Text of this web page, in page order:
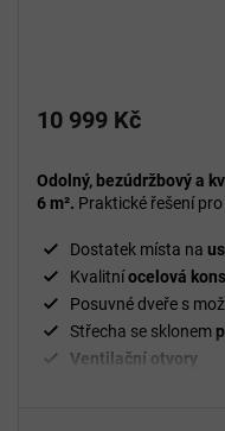
10 999 Kč
Odolný, bezúdržbový a
6 m². Praktické řešení
nepříznivým počasím po
techniku
Dostatek místa na
Kvalitníocelová
Posuvné dveře s
Střecha se sklonem
Ventilační otvory